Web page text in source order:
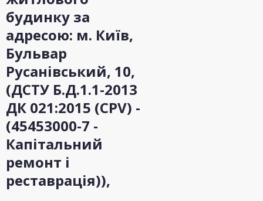
будинку за
адресою: м. Київ,
Бульвар
Русанівський, 10,
(ДСТУ Б.Д.1.1-2013
ДК 021:2015 (CPV) -
(45453000-7 -
Капітальний
ремонт і
реставрація)),